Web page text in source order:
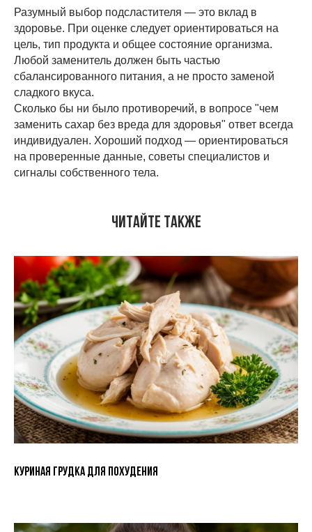
Разумный выбор подсластителя — это вклад в
здоровье. При оценке следует ориентироваться на
цель, тип продукта и общее состояние организма.
Любой заменитель должен быть частью
сбалансированного питания, а не просто заменой
сладкого вкуса.
Сколько бы ни было противоречий, в вопросе "чем
заменить сахар без вреда для здоровья" ответ всегда
индивидуален. Хороший подход — ориентироваться
на проверенные данные, советы специалистов и
сигналы собственного тела.
Читайте также
Куриная грудка для похудения